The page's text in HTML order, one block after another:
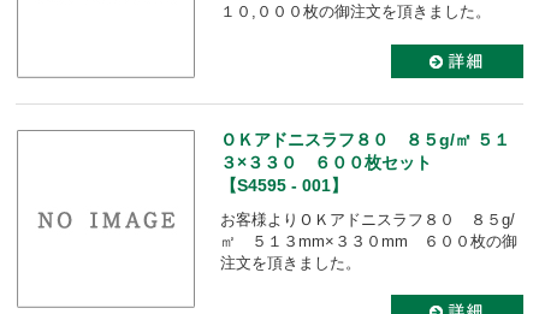
１０,０００枚の御注文を頂きました。
ＯＫアドニスラフ８０ ８５g/㎡ ５１
３×３３０ ６００枚セット
【S4595 - 001】
お客様よりＯＫアドニスラフ８０ ８５g/
㎡ ５１３mm×３３０mm ６００枚の御
注文を頂きました。